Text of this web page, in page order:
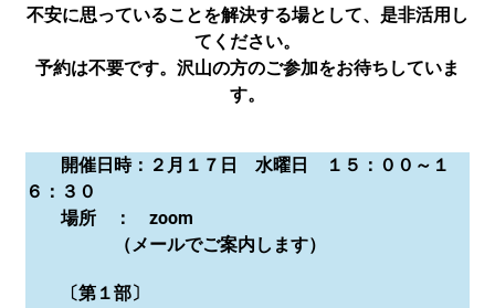
不安に思っていることを解決する場として、是非活用し
てください。
予約は不要です。沢山の方のご参加をお待ちしていま
す。
開催日時：２月１７日 水曜日 １５：００～１
６：３０
場所 ： zoom
（メールでご案内します）
〔第１部〕